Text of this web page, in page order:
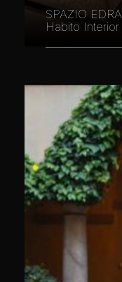
SPAZIO
Habito Interior